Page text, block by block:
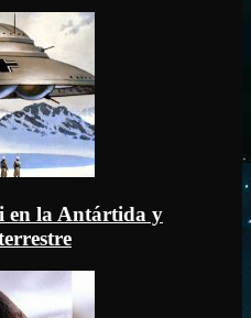
en la Antártida y